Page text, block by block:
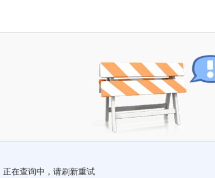
正在查询中，请刷新重试